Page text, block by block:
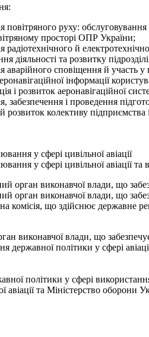
повітряного руху:
просторі ОПР України;
радіотехнічного й
діяльності та розвитку
аварійного сповіщення й участь
інформації
і розвиток аеронавігаційної
забезпечення і проведення
розвиток колективу підприємства
у сфері цивільної авіації
у сфері цивільної авіації
орган виконавчої влади, що
орган виконавчої влади, що
комісія, що здійснює державне
виконавчої влади, що
державної політики у сфері
політики у сфері
авіації та Міністерство оборони